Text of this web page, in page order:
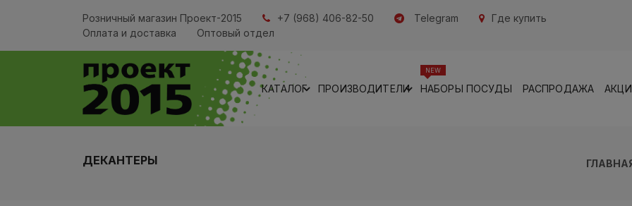
Розничный магазин Проект-2015 +7 (968) 406-82-50 Telegram
Где купить
Оплата и доставка
Оптовый отдел
КАТАЛОГ ПРОИЗВОДИТЕЛИ НАБОРЫ ПОСУДЫ
NEW
РАСПРОДАЖА
ДЕКАНТЕРЫ